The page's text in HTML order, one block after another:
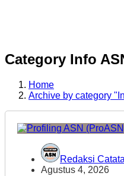
Category Info
Home
Archive by category
Redaksi
Agustus 4, 2026